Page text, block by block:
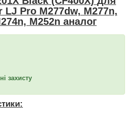
LJ Pro M277dw, M277n,
M252n аналог
захисту